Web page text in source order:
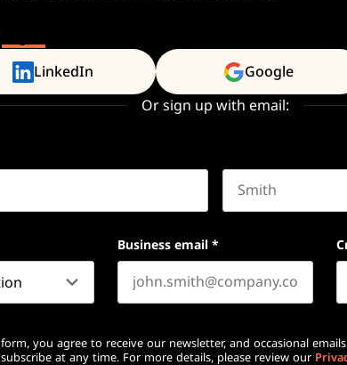
LinkedIn Google
Or sign up with email:
Business email *
you agree to receive our newsletter, and occasional
at any time. For more details, please review our